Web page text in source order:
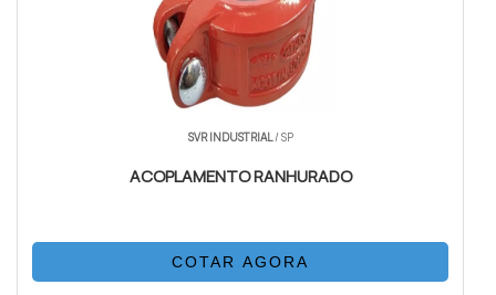
SVR INDUSTRIAL/ SP
ACOPLAMENTO RANHURADO
COTAR AGORA